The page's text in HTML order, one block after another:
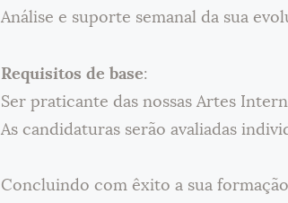
Análise e suporte semanal da sua
Requisitos de base:
Ser praticante das nossas Artes
As candidaturas serão avaliadas
Concluindo com êxito a sua